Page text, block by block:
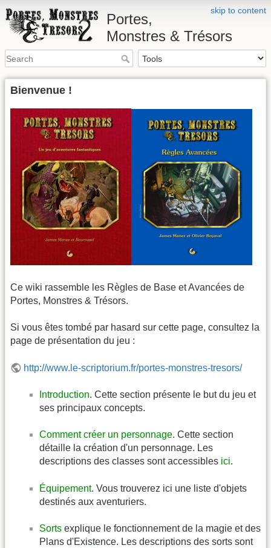
skip to content
Portes,
Monstres & Trésors
Bienvenue !
Ce wiki rassemble les Règles de Base et Avancées de
Portes, Monstres & Trésors.
Si vous êtes tombé par hasard sur cette page, consultez la
page de présentation du jeu :
http://www.le-scriptorium.fr/portes-monstres-tresors/
Introduction. Cette section présente le but du jeu et
ses principaux concepts.
Comment créer un personnage. Cette section
détaille la création d'un personnage. Les
descriptions des classes sont accessibles ici.
Équipement. Vous trouverez ici une liste d'objets
destinés aux aventuriers.
Sorts explique le fonctionnement de la magie et des
Plans d'Existence. Les descriptions des sorts sont